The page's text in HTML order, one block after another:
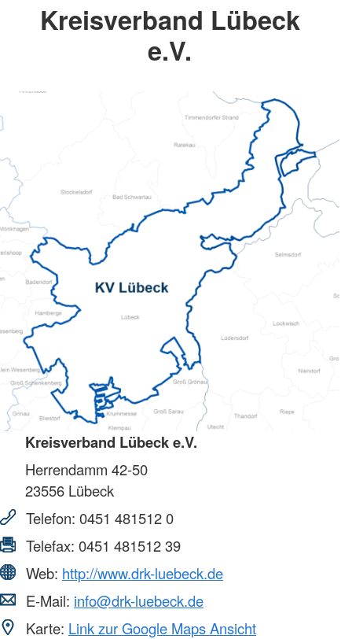
Kreisverband Lübeck
e.V.
Kreisverband Lübeck e.V.
Herrendamm 42-50
23556 Lübeck
Telefon: 0451 481512 0
Telefax: 0451 481512 39
Web: http://www.drk-luebeck.de
E-Mail: info@drk-luebeck.de
Karte: Link zur Google Maps Ansicht